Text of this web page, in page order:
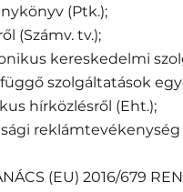
(Ptk.);
(Számv. tv.);
kereskedelmi
szolgáltatások
hírközlésről (Eht.);
(EU) 2016/679